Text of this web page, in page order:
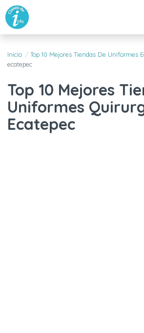
Inicio Top 10 Mejores Tiendas De Uniformes
ecatepec
Top 10 Mejores
Uniformes
Ecatepec